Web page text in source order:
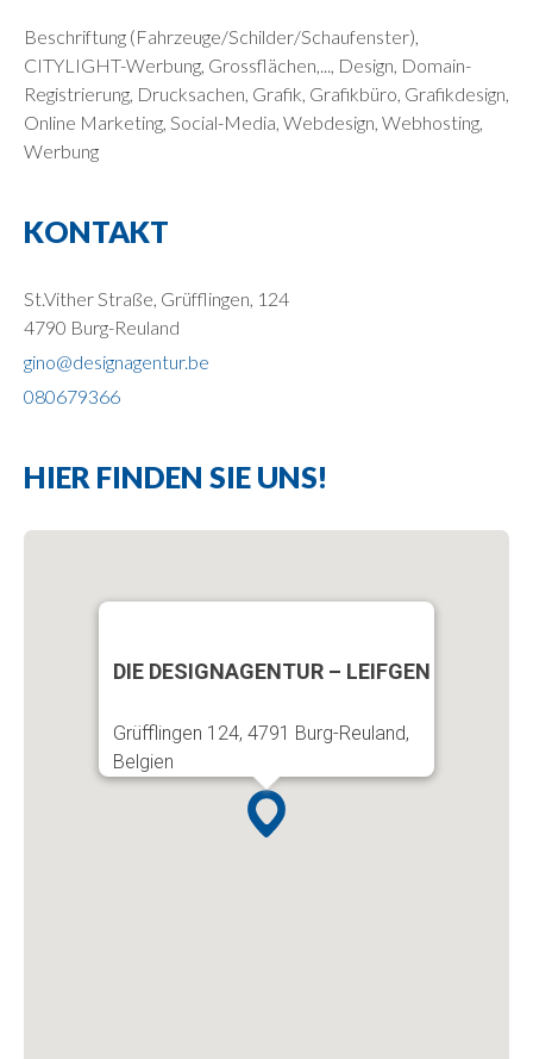
Beschriftung (Fahrzeuge/Schilder/Schaufenster),
CITYLIGHT-Werbung, Grossflächen,..., Design, Domain-
Registrierung, Drucksachen, Grafik, Grafikbüro, Grafikdesign,
Online Marketing, Social-Media, Webdesign, Webhosting,
Werbung
KONTAKT
St.Vither Straße, Grüfflingen, 124
4790 Burg-Reuland
gino@designagentur.be
080679366
HIER FINDEN SIE UNS!
DIE DESIGNAGENTUR – LEIFGEN
Grüfflingen 124, 4791 Burg-Reuland,
Belgien